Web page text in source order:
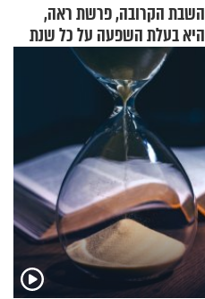
השבת הקרובה, פרשת ראה,
היא בעלת השפעה על כל שנת
תשפ"ז